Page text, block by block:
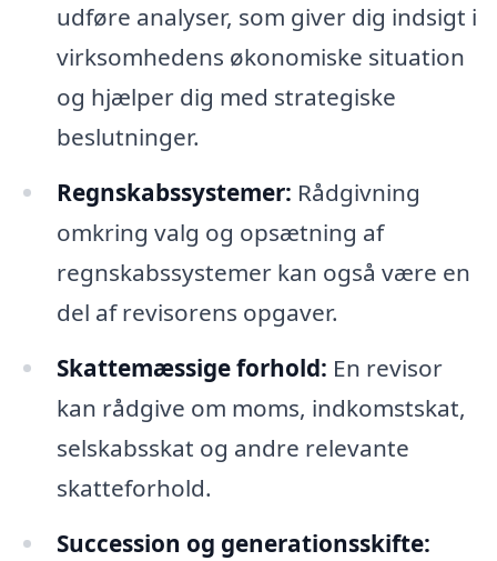
udføre analyser, som giver dig indsigt i
virksomhedens økonomiske situation
og hjælper dig med strategiske
beslutninger.
Regnskabssystemer: Rådgivning
omkring valg og opsætning af
regnskabssystemer kan også være en
del af revisorens opgaver.
Skattemæssige forhold: En revisor
kan rådgive om moms, indkomstskat,
selskabsskat og andre relevante
skatteforhold.
Succession og generationsskifte: